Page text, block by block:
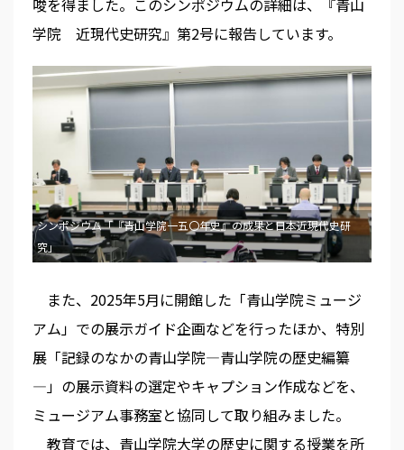
唆を得ました。このシンポジウムの詳細は、『青山
学院 近現代史研究』第2号に報告しています。
シンポジウム「『青山学院一五〇年史』の成果と日本近現代史研
究」
また、2025年5月に開館した「青山学院ミュージ
アム」での展示ガイド企画などを行ったほか、特別
展「記録のなかの青山学院―青山学院の歴史編纂
―」の展示資料の選定やキャプション作成などを、
ミュージアム事務室と協同して取り組みました。
教育では、青山学院大学の歴史に関する授業を所